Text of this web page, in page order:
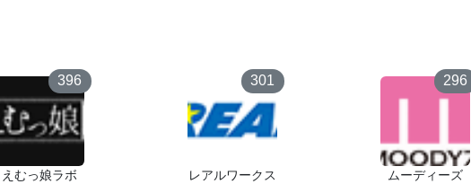
396
えむっ娘ラボ
301
レアルワークス
296
ムーディーズ
7 9